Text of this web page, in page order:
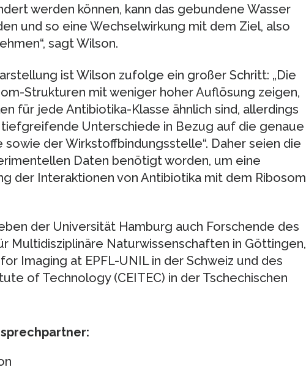
werden können, kann das gebundene Wasser
und so eine Wechselwirkung mit dem Ziel, also
sagt Wilson.
ist Wilson zufolge ein großer Schritt: „Die
Strukturen mit weniger hoher Auflösung zeigen,
für jede Antibiotika-Klasse ähnlich sind, allerdings
Unterschiede in Bezug auf die genaue
der Wirkstoffbindungsstelle“. Daher seien die
Daten benötigt worden, um eine
der Interaktionen von Antibiotika mit dem Ribosom
der Universität Hamburg auch Forschende des
Multidisziplinäre Naturwissenschaften in Göttingen,
Imaging at EPFL-UNIL in der Schweiz und des
of Technology (CEITEC) in der Tschechischen